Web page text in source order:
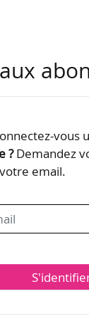
pour la
la phase de
vous
?Demandez
email.